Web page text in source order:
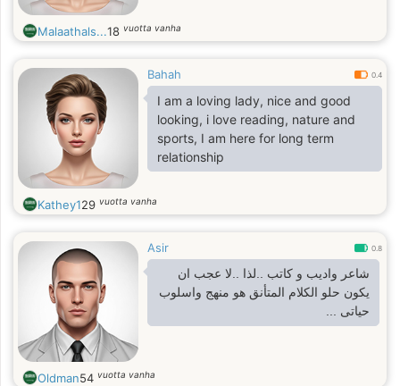
Malaathals...18 vuotta vanha
Bahah 0.4
I am a loving lady, nice and good
looking, i love reading, nature and
sports, I am here for long term
relationship
Kathey129 vuotta vanha
Asir 0.8
شاعر واديب و كاتب ..لذا ..لا عجب ان
يكون حلو الكلام المتأنق هو منهج واسلوب
حياتى ...
Oldman54 vuotta vanha